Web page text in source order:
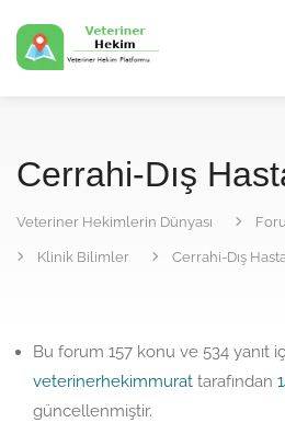
Cerrahi-Dış
Veteriner Hekimlerin Dünyası
Klinik Bilimler Cerrahi-Dış
Bu forum 157 konu ve 534 yanıt
veterinerhekimmurat tarafından
güncellenmiştir.